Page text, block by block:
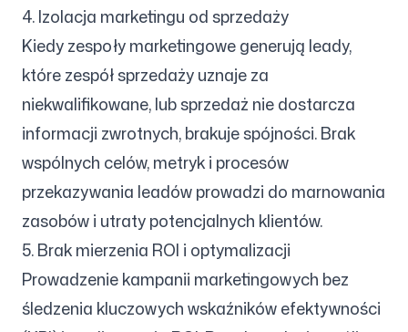
4. Izolacja marketingu od sprzedaży
Kiedy zespoły marketingowe generują leady,
które zespół sprzedaży uznaje za
niekwalifikowane, lub sprzedaż nie dostarcza
informacji zwrotnych, brakuje spójności. Brak
wspólnych celów, metryk i procesów
przekazywania leadów prowadzi do marnowania
zasobów i utraty potencjalnych klientów.
5. Brak mierzenia ROI i optymalizacji
Prowadzenie kampanii marketingowych bez
śledzenia kluczowych wskaźników efektywności